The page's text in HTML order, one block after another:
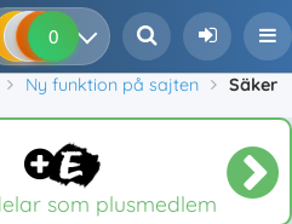
0 0 0
Ny funktion på sajten
Säker
som plusmedlem